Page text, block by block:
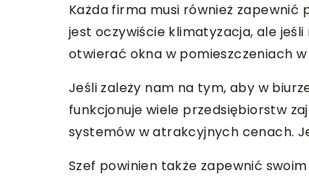
Każda firma musi również
jest oczywiście klimatyzacja, ale
otwierać okna w pomieszczeniach
Jeśli zależy nam na tym, aby w
funkcjonuje wiele przedsiębiorstw
systemów w atrakcyjnych cenach.
Szef powinien także zapewnić